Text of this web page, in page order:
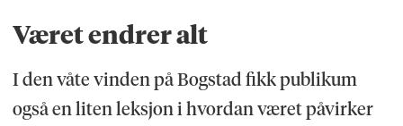
Været endrer alt
I den våte vinden på Bogstad fikk publikum
også en liten leksjon i hvordan været påvirker